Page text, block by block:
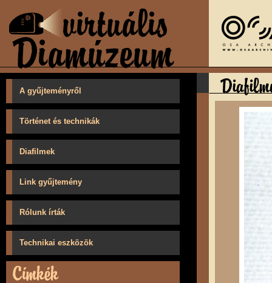
A gyűjteményről
Történet és technikák
Diafilmek
Link gyűjtemény
Rólunk írták
Technikai eszközök